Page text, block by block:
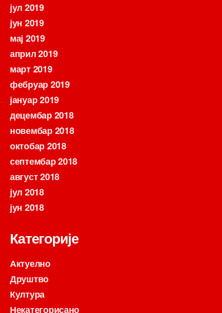
јул 2019
јун 2019
мај 2019
април 2019
март 2019
фебруар 2019
јануар 2019
децембар 2018
новембар 2018
октобар 2018
септембар 2018
август 2018
јул 2018
јун 2018
Категорије
Актуелно
Друштво
Култура
Некатегорисано